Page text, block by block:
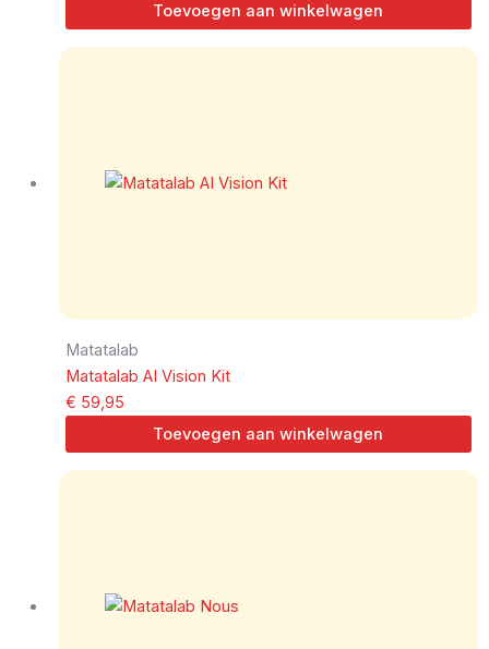
Toevoegen aan winkelwagen
Matatalab
Matatalab AI Vision Kit
€ 59,95
Toevoegen aan winkelwagen